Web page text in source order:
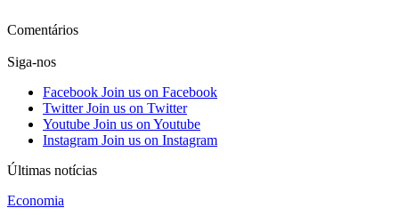
Comentários
Siga-nos
Facebook Join us on Facebook
Twitter Join us on Twitter
Youtube Join us on Youtube
Instagram Join us on Instagram
Últimas notícias
Economia